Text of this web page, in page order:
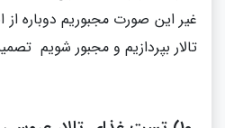
غیر این صورت مجبوریم دوباره
تالار بپردازیم و مجبور شویم